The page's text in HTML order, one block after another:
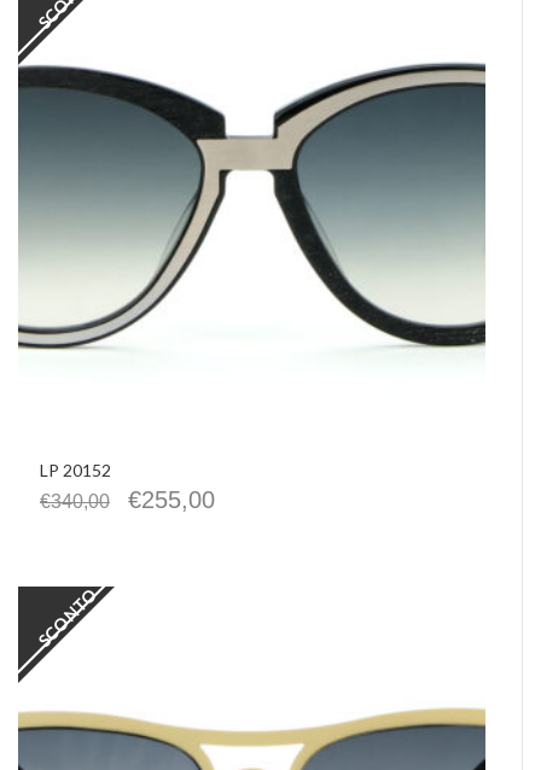
LP 20152
€340,00 €255,00
SCONTO